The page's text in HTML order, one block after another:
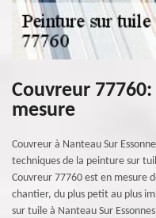
Couvreur
mesure
Couvreur à Nanteau Sur
techniques de la peinture sur
Couvreur 77760 est en mesure
chantier, du plus petit au plus
sur tuile à Nanteau Sur